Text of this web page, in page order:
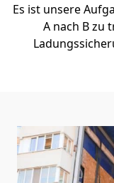
Es ist unsere
A nach B zu